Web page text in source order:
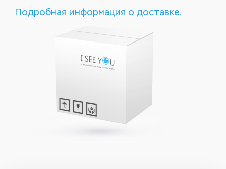
Подробная информация о доставке.